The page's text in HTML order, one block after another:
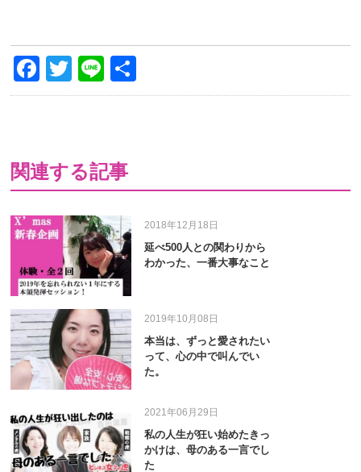
Facebook
Twitter
Line
有
関連する記事
2018年12月18日
延べ500人との関わりから
わかった、一番大事なこと
2019年10月08日
本当は、ずっと愛されたい
って、心の中で叫んでい
た。
2021年06月29日
私の人生が狂い始めたきっ
かけは、母のある一言でし
た